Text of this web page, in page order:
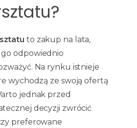
to zakup na lata,
odpowiednio
Na rynku istnieje
wychodzą ze swoją ofertą
jednak przed
decyzji zwrócić
preferowane